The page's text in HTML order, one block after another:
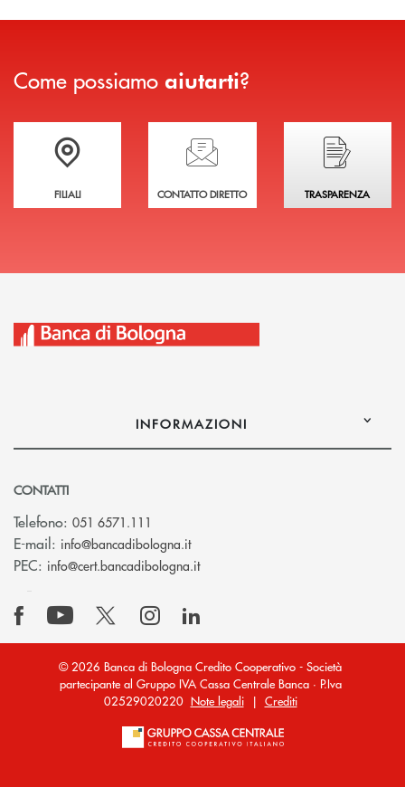
Come possiamo aiutarti?
Trova la filiale più vicina a te
FILIALI
Hai bisogno di assistenza immediata?
CONTATTO DIRETTO
Hai bisogno di
TRASPARENZA
INFORMAZIONI
CONTATTI
Telefono: 051 6571.111
E-mail: info@bancadibologna.it(si apre l’app di posta elettronica)
PEC: info@cert.bancadibologna.it(si apre l’app di posta
© 2026 Banca di Bologna Credito Cooperativo - Società
partecipante al Gruppo IVA Cassa Centrale Banca · P.Iva
02529020220 Note legali| Crediti